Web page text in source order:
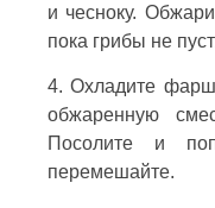
и чесноку.
пока грибы не
4. Охладите фарш
обжаренную
Посолите и
перемешайте.